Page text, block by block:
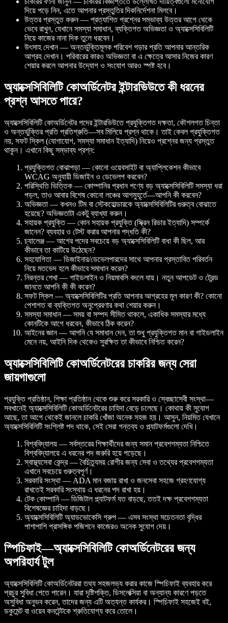
দিয়ে পড়ে নিন, এতে আপনার প্রস্তুতির দিকনির্দেশনা মিলবে।
উত্তর প্রস্তুত করুন — প্রত্যাশিত প্রশ্নের সম্ভাব্য উত্তর আগে থেকে
ভেবে রাখুন, যেখানে সমস্যা সমাধান, ব্যক্তিগত অভিজ্ঞতা ও অ্যাক্সেসিবিলিটি
নিয়ে কাজের নানা দিক তুলে ধরবেন।
উৎসাহ দেখান — অন্তর্ভুক্তিমূলক পরিবেশ গড়ার প্রতি আপনার আন্তরিক
আগ্রহ দেখান। পরিবারের কারও অভিজ্ঞতা বা এ ক্ষেত্রে আসার নিজের কারণ
শেয়ার করলে আপনার উদ্যোগ ও সংযোগ আরও স্পষ্ট হবে।
অ্যাক্সেসিবিলিটি কোঅর্ডিনেটর ইন্টারভিউতে কী ধরনের
প্রশ্ন আসতে পারে?
অ্যাক্সেসিবিলিটি কোঅর্ডিনেটর পদের ইন্টারভিউতে প্রযুক্তিগত দক্ষতা, কৌশলগত চিন্তা
ও অন্তর্ভুক্তির প্রতি প্রতিশ্রুতি—সব মিলিয়ে প্রশ্ন থাকে। তাই কেবল প্রযুক্তিগত
নয়, সফট স্কিল (যোগাযোগ, সমস্যা সমাধান ইত্যাদি) নিয়েও প্রশ্নের জন্য প্রস্তুত
থাকুন। এখানে কিছু সম্ভাব্য প্রশ্ন:
প্রযুক্তিগত বোঝাপড়া — কোনো ওয়েবসাইট বা অ্যাপ্লিকেশন কীভাবে
WCAG অনুযায়ী ডিজাইন ও ডেভেলপ করবেন?
পরিস্থিতি ভিত্তিক — কোম্পানির প্রধান পণ্যে বড় অ্যাক্সেসিবিলিটি সমস্যা ধরা
পড়ল, তাও আবার বিশেষ কোনো লঞ্চের আগমুহূর্তে—আপনি কী করবেন?
অভিজ্ঞতা — কখনও টিম বা স্টেকহোল্ডারকে অ্যাক্সেসিবিলিটির গুরুত্ব বোঝাতে
হয়েছে? অভিজ্ঞতাটা একটু ব্যাখ্যা করুন।
সহায়ক প্রযুক্তি — কোন সহায়ক প্রযুক্তি (স্ক্রিন রিডার ইত্যাদি) সম্পর্কে
জানেন? ব্যবহার ও টেস্ট করার আপনার পদ্ধতি কী?
চ্যালেঞ্জ — আগের পদের সবচেয়ে বড় অ্যাক্সেসিবিলিটি বাধা কী ছিল, আর
কীভাবে তা কাটিয়ে উঠেছেন?
সহযোগিতা — ডিজাইনার/ডেভেলপারদের সাথে আপনার প্রস্তাবিত পরিবর্তন
নিয়ে মতভেদ হলে কীভাবে সমাধান করেন?
নিরন্তর শেখা — গাইডলাইন ও নিয়মাবলি বদলে যায়। নতুন আপডেট ও ট্রেন্ড
জানতে আপনি কী কী করেন?
সফট স্কিল — অ্যাক্সেসিবিলিটির প্রতি আপনার আগ্রহের মূল কারণ কী? কোনো
পেশাগত বা ব্যক্তিগত অনুপ্রেরণার কথা শেয়ার করুন।
সমস্যা সমাধান — সময় বা সম্পদ সীমিত থাকলে, একাধিক সমস্যার মধ্যে
কোনটিকে আগে ধরবেন, কীভাবে ঠিক করেন?
আইনের জ্ঞান — আপনি যে সমাধান দেন, তা শুধু প্রযুক্তিগত মান বা গাইডলাইন
মেনে নয়, আইনি দিক থেকেও সুরক্ষিত তা কীভাবে নিশ্চিত করেন?
অ্যাক্সেসিবিলিটি কোঅর্ডিনেটরের চাকরির জন্য সেরা
জায়গাগুলো
প্রযুক্তি প্রতিষ্ঠান, শিক্ষা প্রতিষ্ঠান থেকে শুরু করে সরকারি ও স্বেচ্ছাসেবী সংস্থা—
সবখানেই অ্যাক্সেসিবিলিটি কোঅর্ডিনেটরের চাহিদা বেড়ে চলেছে। কোথায় কী সুযোগ
আছে, তা আগে থেকেই জানলে চাকরি খোঁজা অনেক সহজ হয়। আসুন, নিয়মিত যেখানে
অ্যাক্সেসিবিলিটি সংশ্লিষ্ট পদ থাকে, সেই সেরা গন্তব্য ও প্ল্যাটফর্মগুলো দেখি।
বিশ্ববিদ্যালয় — সর্বস্তরের শিক্ষার্থীদের জন্য সমান প্রবেশগম্যতা নিশ্চিতে
বিশ্ববিদ্যালয়ে এ ধরনের পদ জরুরি হয়ে পড়েছে।
স্বাস্থ্যসেবা কেন্দ্র — বৈচিত্র্যময় রোগীর জন্য সেবা ও তথ্যের প্রবেশগম্যতা
এখানে সবচেয়ে গুরুত্বপূর্ণ।
সরকারি সংস্থা — ADA মান বজায় রাখা ও জনসেবা সহজে গ্রহণযোগ্য
রাখতেই সরকারি সংস্থায় এ ধরনের পদ রাখা হয়।
টেক কোম্পানি — ডিজিটাল প্ল্যাটফর্ম যত বাড়ছে, ততই দক্ষ প্রবেশগম্যতা
বিশেষজ্ঞের চাহিদা বাড়ছে।
অ্যাক্সেসিবিলিটি অ্যাডভোকেসি গ্রুপ — এসব সংস্থা সচেতনতা বৃদ্ধির
পাশাপাশি প্রাসঙ্গিক পজিশনে কাজেরও অনেক সুযোগ দেয়।
স্পিচিফাই—অ্যাক্সেসিবিলিটি কোঅর্ডিনেটরের জন্য
অপরিহার্য টুল
অ্যাক্সেসিবিলিটি কোঅর্ডিনেটররা তথ্য সহজলভ্য করার কাজে স্পিচিফাই ব্যবহার করে
প্রচুর সুবিধা পেতে পারেন। যারা দৃষ্টিশক্তি, ডিসলেক্সিয়া বা অন্যান্য কারণে পড়তে
অসুবিধা অনুভব করেন, তাদের জন্য এটি অত্যন্ত কার্যকর। স্পিচিফাই সহজেই বই,
ডকুমেন্ট বা ওয়েব কনটেন্টকে শ্রুতিযোগ্য করে তোলে।